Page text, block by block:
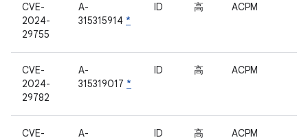
CVE-
2024-
29755
A-
315315914 *
ID 高 ACPM
CVE-
2024-
29782
A-
315319017 *
ID 高 ACPM
CVE-
A-
ID 高 ACPM